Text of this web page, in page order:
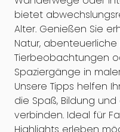
bietet
Alter. Genießen Sie
Natur,
Tierbeobachtungen
Spaziergänge in
Unsere Tipps helfen
die Spaß, Bildung
verbinden. Ideal für
Highlights erleben